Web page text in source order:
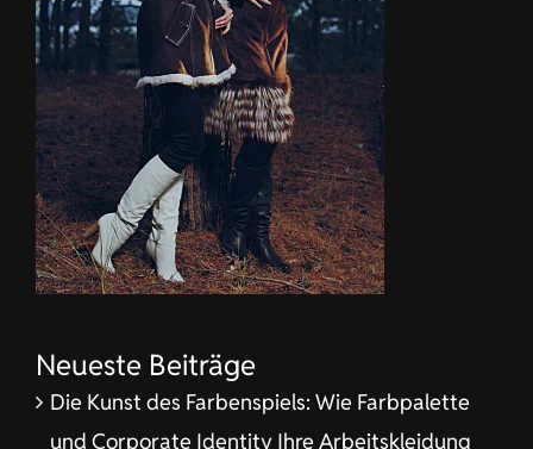
Neueste Beiträge
Die Kunst des Farbenspiels: Wie Farbpalette
und Corporate Identity Ihre Arbeitskleidung